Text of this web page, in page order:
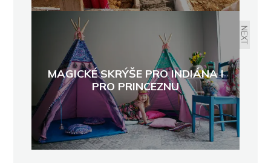
NEXT
MAGICKÉ SKRÝŠE PRO INDIÁNA I
PRO PRINCEZNU